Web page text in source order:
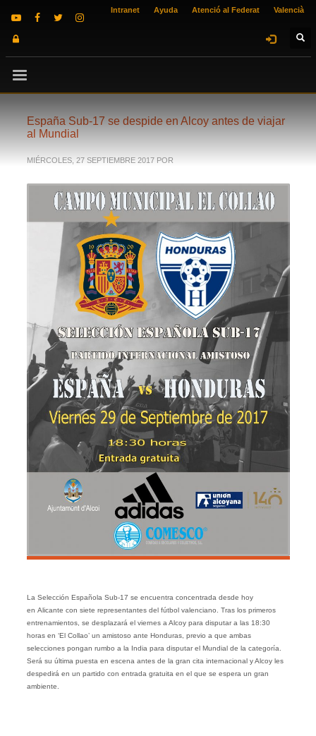
Intranet Ayuda Atenció al Federat Valencià
España Sub-17 se despide en Alcoy antes de viajar
al Mundial
MIÉRCOLES, 27 SEPTIEMBRE 2017 POR
La Selección Española Sub-17 se encuentra concentrada desde hoy
en Alicante con siete representantes del fútbol valenciano. Tras los primeros
entrenamientos, se desplazará el viernes a Alcoy para disputar a las 18:30
horas en ‘El Collao’ un amistoso ante Honduras, previo a que ambas
selecciones pongan rumbo a la India para disputar el Mundial de la categoría.
Será su última puesta en escena antes de la gran cita internacional y Alcoy les
despedirá en un partido con entrada gratuita en el que se espera un gran
ambiente.